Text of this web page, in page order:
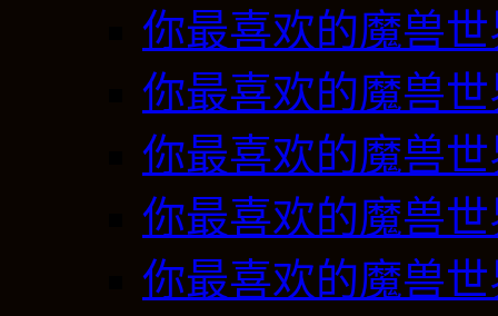
你最喜欢的魔兽
你最喜欢的魔兽
你最喜欢的魔兽
你最喜欢的魔兽
你最喜欢的魔兽